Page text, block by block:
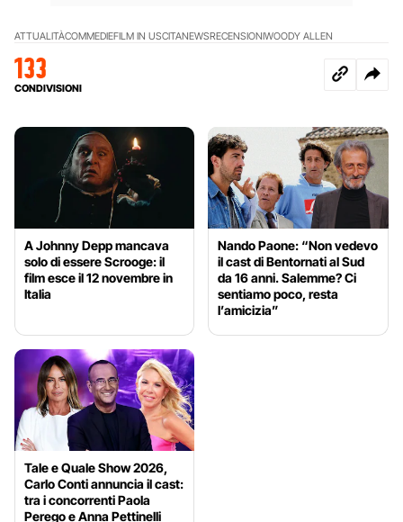
ATTUALITÀCOMMEDIEFILM IN USCITANEWSRECENSIONIWOODY ALLEN
133
CONDIVISIONI
A Johnny Depp mancava
solo di essere Scrooge: il
film esce il 12 novembre in
Italia
Nando Paone: “Non vedevo
il cast di Bentornati al Sud
da 16 anni. Salemme? Ci
sentiamo poco, resta
l’amicizia”
Tale e Quale Show 2026,
Carlo Conti annuncia il cast:
tra i concorrenti Paola
Perego e Anna Pettinelli